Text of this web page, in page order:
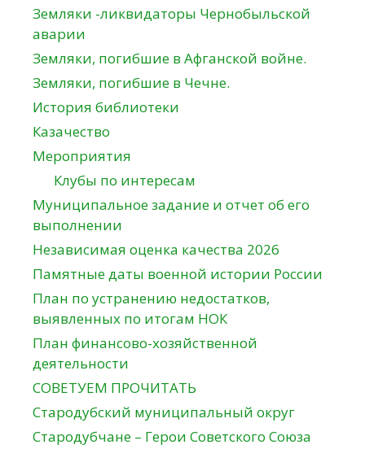
Земляки -ликвидаторы Чернобыльской
аварии
Земляки, погибшие в Афганской войне.
Земляки, погибшие в Чечне.
История библиотеки
Казачество
Мероприятия
Клубы по интересам
Муниципальное задание и отчет об его
выполнении
Независимая оценка качества 2026
Памятные даты военной истории России
План по устранению недостатков,
выявленных по итогам НОК
План финансово-хозяйственной
деятельности
СОВЕТУЕМ ПРОЧИТАТЬ
Стародубский муниципальный округ
Стародубчане – Герои Советского Союза